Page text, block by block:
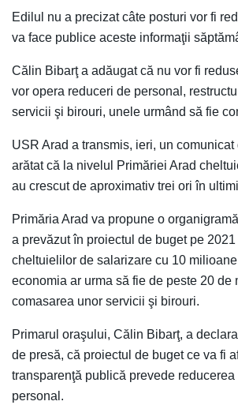
Edilul nu a precizat câte posturi vor fi
va face publice aceste informaţii
Călin Bibarţ a adăugat că nu vor fi
vor opera reduceri de personal,
servicii şi birouri, unele urmând să fie
USR Arad a transmis, ieri, un
arătat că la nivelul Primăriei Arad
au crescut de aproximativ trei ori în
Primăria Arad va propune o
a prevăzut în proiectul de buget pe
cheltuielilor de salarizare cu 10 milioane
economia ar urma să fie de peste 20 de
comasarea unor servicii şi birouri.
Primarul oraşului, Călin Bibarţ, a
de presă, că proiectul de buget ce va fi
transparenţă publică prevede
personal.